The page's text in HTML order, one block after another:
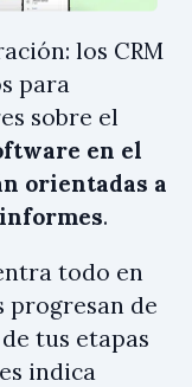
los CRM
para
sobre el
en el
orientadas a
.
todo en
progresan de
tus etapas
indica